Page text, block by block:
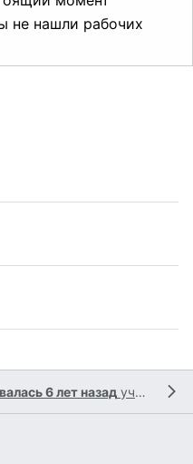
не нашли рабочих
6 лет назад участником